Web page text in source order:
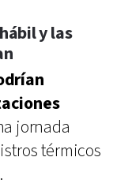
y las
jornada
térmicos